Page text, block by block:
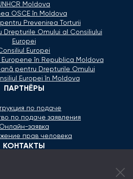
Moldova
OSCE în Moldova
Prevenirea Torturii
Drepturile Omului al Consiliului
Europei
Europei
în Republica Moldova
pentru Drepturile Omului
Europei în Moldova
ПАРТНЁРЫ
по подаче
по подаче заявления
Онлайн-заявка
прав человека
КОНТАКТЫ